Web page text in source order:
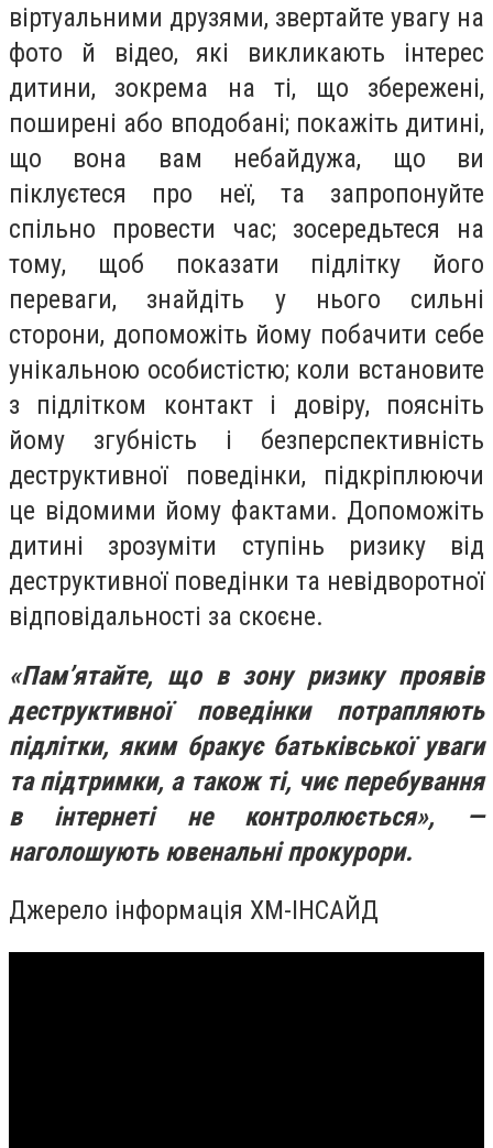
віртуальними друзями, звертайте увагу на
фото й відео, які викликають інтерес
дитини, зокрема на ті, що збережені,
поширені або вподобані; покажіть дитині,
що вона вам небайдужа, що ви
піклуєтеся про неї, та запропонуйте
спільно провести час; зосередьтеся на
тому, щоб показати підлітку його
переваги, знайдіть у нього сильні
сторони, допоможіть йому побачити себе
унікальною особистістю; коли встановите
з підлітком контакт і довіру, поясніть
йому згубність і безперспективність
деструктивної поведінки, підкріплюючи
це відомими йому фактами. Допоможіть
дитині зрозуміти ступінь ризику від
деструктивної поведінки та невідворотної
відповідальності за скоєне.
«Пам’ятайте, що в зону ризику проявів
деструктивної поведінки потрапляють
підлітки, яким бракує батьківської уваги
та підтримки, а також ті, чиє перебування
в інтернеті не контролюється», —
наголошують ювенальні прокурори.
Джерело інформація ХМ-ІНСАЙД